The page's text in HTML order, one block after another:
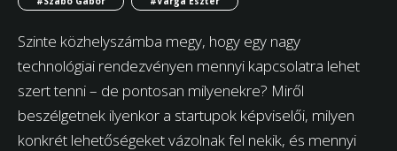
Szinte közhelyszámba megy, hogy egy nagy
technológiai rendezvényen mennyi kapcsolatra lehet
szert tenni – de pontosan milyenekre? Miről
beszélgetnek ilyenkor a startupok képviselői, milyen
konkrét lehetőségeket vázolnak fel nekik, és mennyi